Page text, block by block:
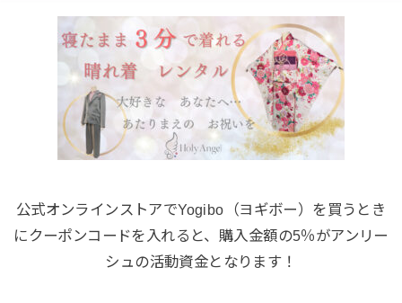
公式オンラインストアでYogibo（ヨギボー）を買うとき
にクーポンコードを入れると、購入金額の5％がアンリー
シュの活動資金となります！